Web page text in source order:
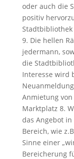
oder auch die
positiv
9. Die hellen
jedermann,
die
Interesse wird
Anmietung
Marktplatz 8.
das Angebot
Bereich, wie
Sinne einer
Bereicherung